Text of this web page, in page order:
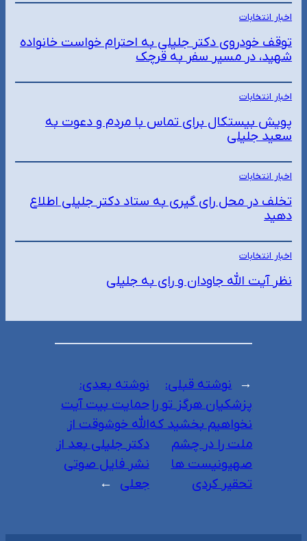
اخبار انتخابات
توقف خودروی دکتر جلیلی به احترام خواست خانواده
شهید، در مسیر سفر به قرچک
اخبار انتخابات
پویش بیستکال برای تماس با مردم و دعوت به
سعید جلیلی
اخبار انتخابات
تخلف در محل رای گیری به ستاد دکتر جلیلی اطلاع
دهید
اخبار انتخابات
نظر آیت الله جاودان و رای به جلیلی
← نوشته قبلی:
پزشکیان هرگز تو را
نخواهیم بخشید که
ملت را در چشم
صهیونیست ها
تحقیر کردی
نوشته بعدی:
حمایت بیت آیت
الله خوشوقت از
دکتر جلیلی بعد از
نشر فایل صوتی
جعلی →